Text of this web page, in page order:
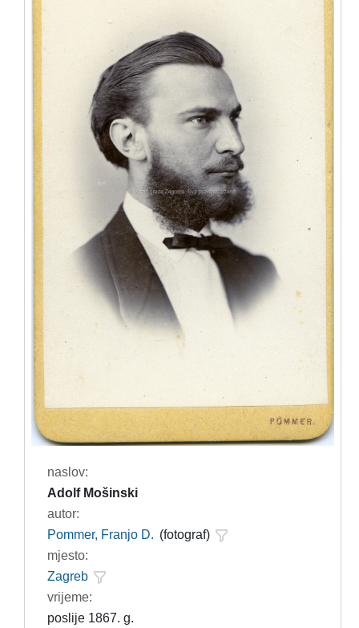
naslov:
Adolf Mošinski
autor:
Pommer, Franjo D. (fotograf)
mjesto:
Zagreb
vrijeme:
poslije 1867. g.